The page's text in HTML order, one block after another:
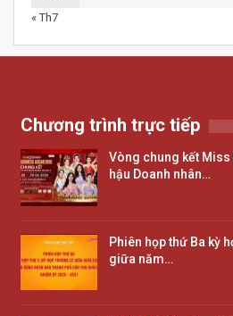
« Th7
Chương trình trực tiếp
Vòng chung kết
hậu Doanh nhân…
Phiên họp thứ Ba kỳ
giữa năm…